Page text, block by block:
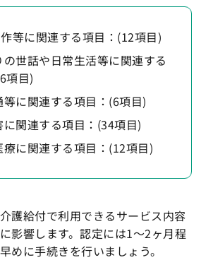
等に関連する項目：(12項目)
の世話や日常生活等に関連する
項目)
等に関連する項目：(6項目)
に関連する項目：(34項目)
療に関連する項目：(12項目)
護給付で利用できるサービス内容
影響します。認定には1〜2ヶ月程
めに手続きを行いましょう。